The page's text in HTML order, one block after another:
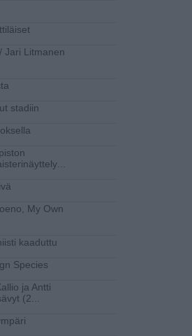
Jari Litmanen
stadiin
My Own
kaaduttu
Species
ja Antti
(2